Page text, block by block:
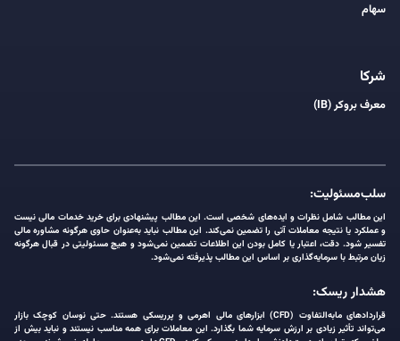
سهام
شرکا
معرف بروکر (IB)
سلب‌مسئولیت:
این مطالب شامل نظرات و ایده‌های شخصی است. این مطالب پیشنهادی برای خرید خدمات مالی نیست
و عملکرد یا نتیجه معاملات آتی را تضمین نمی‌کند. این مطالب نباید به‌عنوان حاوی هرگونه مشاوره مالی
تفسیر شود. دقت، اعتبار یا کامل بودن این اطلاعات تضمین نمی‌شود و هیچ مسئولیتی در قبال هرگونه
زیان مرتبط با سرمایه‌گذاری بر اساس این مطالب پذیرفته نمی‌شود.
هشدار ریسک:
قراردادهای مابه‌التفاوت (CFD) ابزارهای مالی اهرمی و پرریسکی هستند. حتی نوسان کوچک بازار
می‌تواند تأثیر زیادی بر ارزش سرمایه شما بگذارد. این معاملات برای همه مناسب نیستند و نباید بیش از